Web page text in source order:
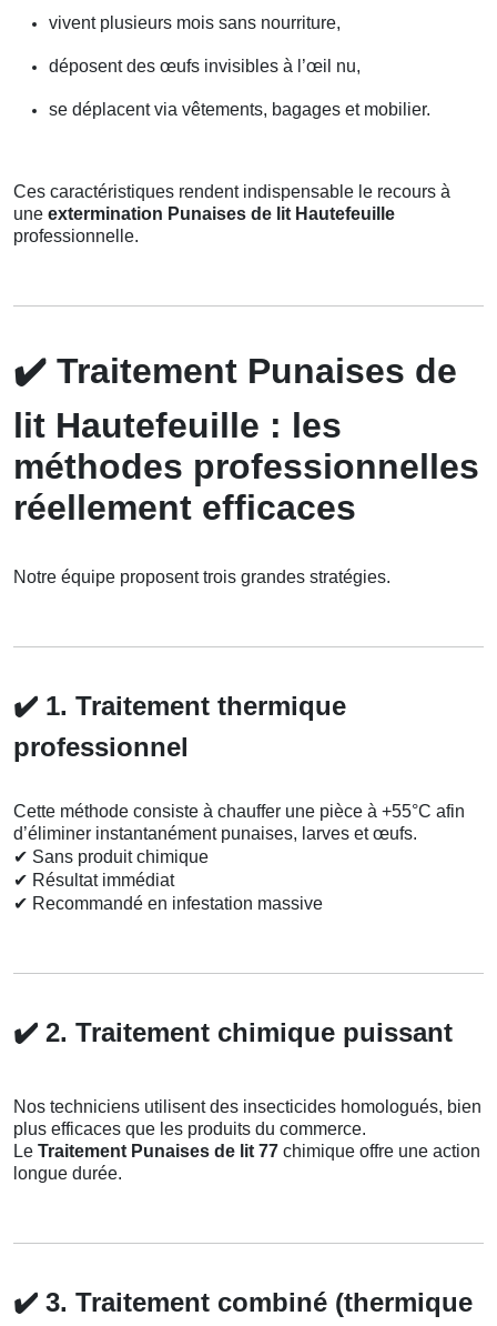
vivent plusieurs mois sans nourriture,
déposent des œufs invisibles à l’œil nu,
se déplacent via vêtements, bagages et mobilier.
Ces caractéristiques rendent indispensable le recours à
une extermination Punaises de lit Hautefeuille
professionnelle.
✔️ Traitement Punaises de
lit Hautefeuille : les
méthodes professionnelles
réellement efficaces
Notre équipe proposent trois grandes stratégies.
✔️ 1. Traitement thermique
professionnel
Cette méthode consiste à chauffer une pièce à +55°C afin
d’éliminer instantanément punaises, larves et œufs.
✔ Sans produit chimique
✔ Résultat immédiat
✔ Recommandé en infestation massive
✔️ 2. Traitement chimique puissant
Nos techniciens utilisent des insecticides homologués, bien
plus efficaces que les produits du commerce.
Le Traitement Punaises de lit 77 chimique offre une action
longue durée.
✔️ 3. Traitement combiné (thermique